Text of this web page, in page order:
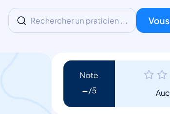
Rechercher un praticien ...
Note
-